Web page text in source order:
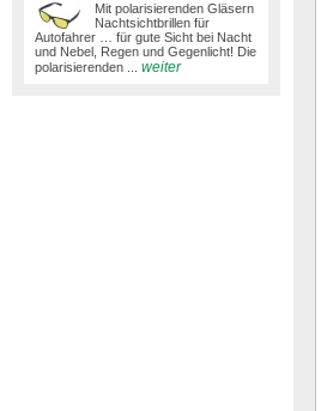
Mit polarisierenden Gläsern
Nachtsichtbrillen für
Autofahrer … für gute Sicht bei Nacht
und Nebel, Regen und Gegenlicht! ​Die
polarisierenden ...
weiter